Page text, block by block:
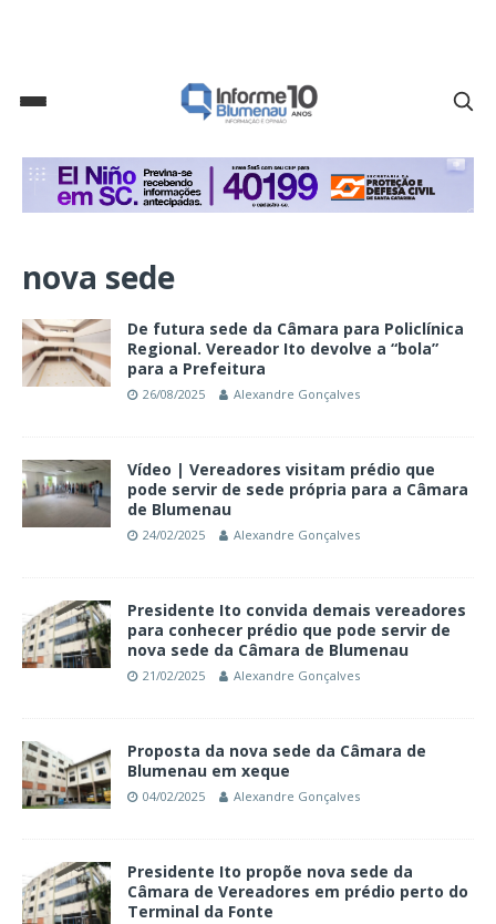
nova sede
De futura sede da Câmara para Policlínica
Regional. Vereador Ito devolve a “bola”
para a Prefeitura
26/08/2025 Alexandre Gonçalves
Vídeo | Vereadores visitam prédio que
pode servir de sede própria para a Câmara
de Blumenau
24/02/2025 Alexandre Gonçalves
Presidente Ito convida demais vereadores
para conhecer prédio que pode servir de
nova sede da Câmara de Blumenau
21/02/2025 Alexandre Gonçalves
Proposta da nova sede da Câmara de
Blumenau em xeque
04/02/2025 Alexandre Gonçalves
Presidente Ito propõe nova sede da
Câmara de Vereadores em prédio perto do
Terminal da Fonte